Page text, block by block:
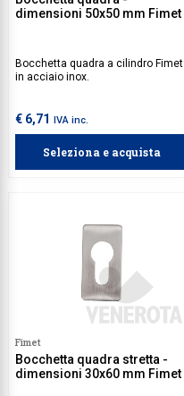
dimensioni 50x50 mm Fimet
Bocchetta quadra a cilindro Fimet
in acciaio inox.
€ 6,71 IVA inc.
Seleziona e acquista
Fimet
Bocchetta quadra stretta -
dimensioni 30x60 mm Fimet